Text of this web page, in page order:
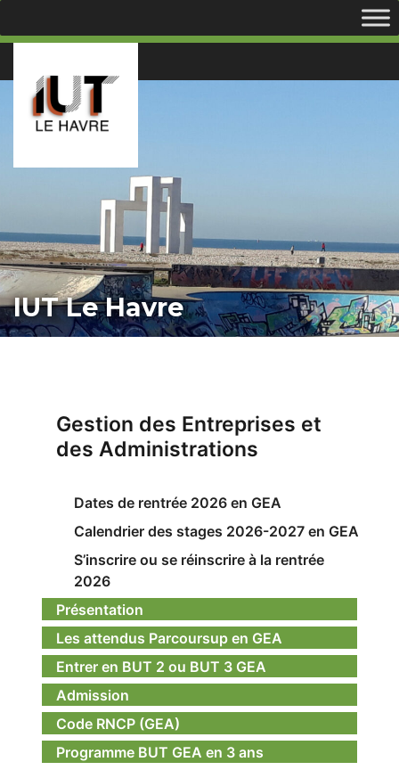
IUT Le Havre
Gestion des Entreprises et
des Administrations
Dates de rentrée 2026 en GEA
Calendrier des stages 2026-2027 en GEA
S’inscrire ou se réinscrire à la rentrée
2026
Présentation
Les attendus Parcoursup en GEA
Entrer en BUT 2 ou BUT 3 GEA
Admission
Code RNCP (GEA)
Programme BUT GEA en 3 ans